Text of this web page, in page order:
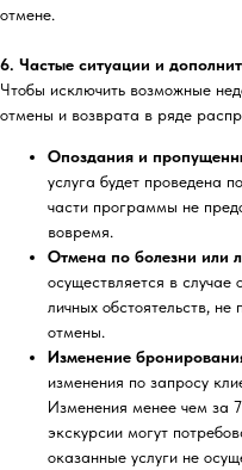
отмене.
6. Частые ситуации и
Чтобы исключить возможные
отмены и возврата в ряде
Опоздания и
услуга будет проведена
части программы не
вовремя.
Отмена по болезни или
осуществляется в случае
личных обстоятельств,
отмены.
Изменение
изменения по запросу
Изменения менее чем за
экскурсии могут
оказанные услуги не